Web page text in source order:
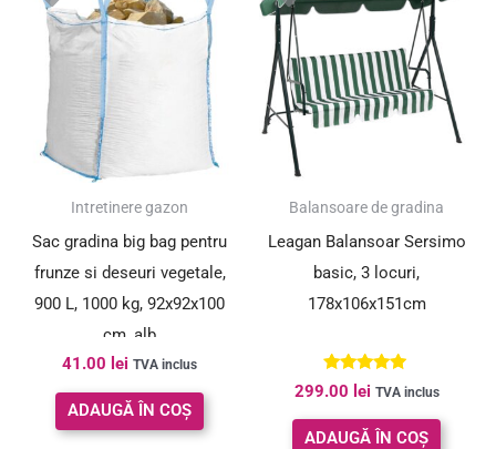
Intretinere gazon
Sac gradina big bag pentru
frunze si deseuri vegetale,
900 L, 1000 kg, 92x92x100
cm, alb
41.00 lei TVA inclus
ADAUGĂ ÎN COȘ
Balansoare de gradina
Leagan Balansoar Sersimo
basic, 3 locuri,
178x106x151cm
Evaluat la
4.90
din 5
299.00 lei TVA inclus
ADAUGĂ ÎN COȘ